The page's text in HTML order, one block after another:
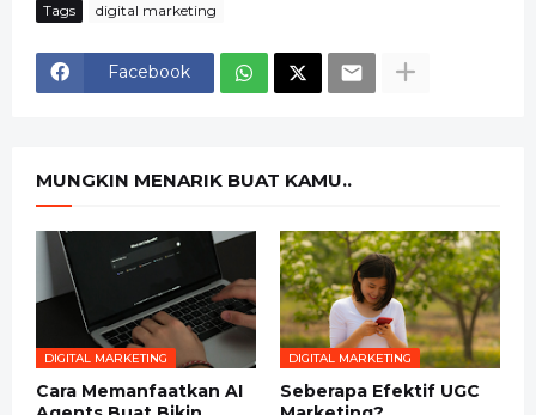
Tags digital marketing
Facebook
MUNGKIN MENARIK BUAT KAMU..
DIGITAL MARKETING
Cara Memanfaatkan AI
DIGITAL MARKETING
Seberapa Efektif UGC